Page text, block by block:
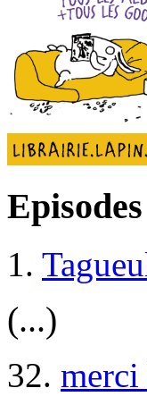
Episodes
1.
(...)
32. merci